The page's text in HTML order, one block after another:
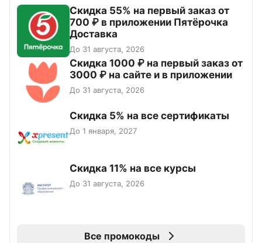
Скидка 55% на первый заказ от
700 ₽ в приложении Пятёрочка
Доставка
До 31 августа, 2026
Скидка 1000 ₽ на первый заказ от
3000 ₽ на сайте и в приложении
До 31 августа, 2026
Скидка 5% на все сертификаты
До 1 января, 2027
Скидка 11% на все курсы
До 31 августа, 2026
Все промокоды